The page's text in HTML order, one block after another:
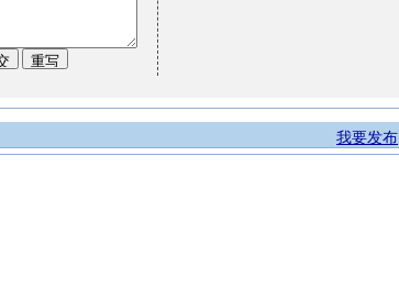
我要发布